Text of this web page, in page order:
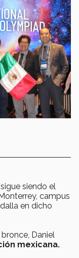
sigue siendo el
campus
en dicho
Daniel
mexicana.